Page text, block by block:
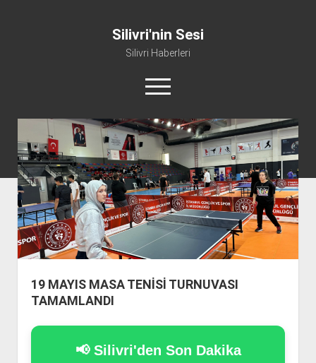
Silivri'nin Sesi
Silivri Haberleri
m
e
ü
y
a
ç
facebook youtube silivri@silivrininsesi1.com whatsapp
Manifesto
Gündem
Haber
Spor
Künye ve İletişim
19 MAYIS MASA TENİSİ TURNUVASI
TAMAMLANDI
📢 Silivri'den Son Dakika